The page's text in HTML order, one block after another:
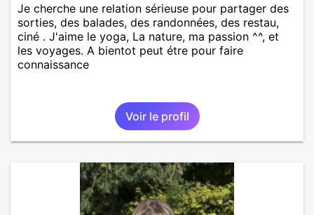
Je cherche une relation sérieuse pour partager des
sorties, des balades, des randonnées, des restau,
ciné . J'aime le yoga, La nature, ma passion ^^, et
les voyages. A bientot peut étre pour faire
connaissance
Voir le profil